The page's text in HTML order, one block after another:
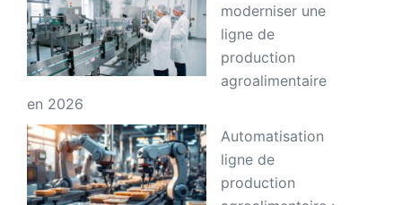
moderniser une
ligne de
production
agroalimentaire
en 2026
Automatisation
ligne de
production